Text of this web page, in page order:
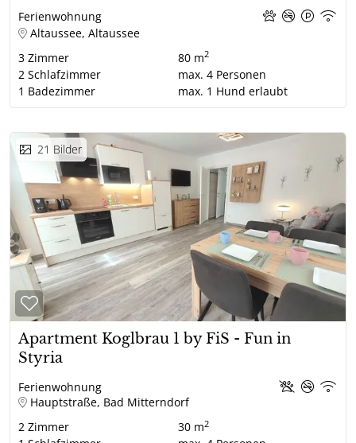
Ferienwohnung
Altaussee, Altaussee
3 Zimmer
2 Schlafzimmer
1 Badezimmer
80 m2
max. 4 Personen
max. 1 Hund erlaubt
21 Bilder
Apartment Koglbrau 1 by FiS - Fun in
Styria
Ferienwohnung
Hauptstraße, Bad Mitterndorf
2 Zimmer
30 m2